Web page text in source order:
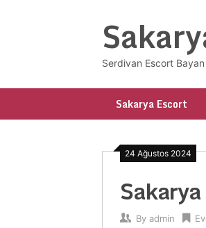
Serdivan Escort
Sakarya Escort
24 Ağustos 2024
By admin